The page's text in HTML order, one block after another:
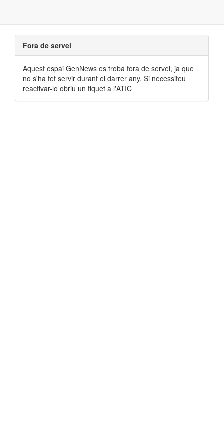
Fora de servei
Aquest espai GenNews es troba fora de servei, ja que
no s'ha fet servir durant el darrer any. Si necessiteu
reactivar-lo obriu un tiquet a l'ATIC